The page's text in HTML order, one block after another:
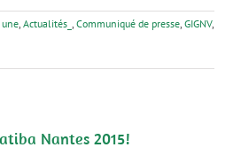
Actualités_ Communiqué de presse GIGNV,
Nantes 2015!